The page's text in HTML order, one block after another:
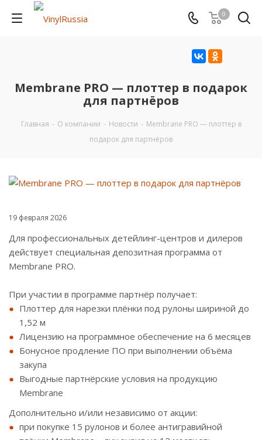
0
Membrane PRO — плоттер в подарок
для партнёров
Главная - О компании - Новости - Membrane PRO — плоттер в
подарок для партнёров
19 февраля 2026
Для профессиональных детейлинг-центров и дилеров
действует специальная депозитная программа от
Membrane PRO.
При участии в программе партнёр получает:
Плоттер для нарезки плёнки под рулоны шириной до
1,52 м
Лицензию на программное обеспечение на 6 месяцев
Бонусное продление ПО при выполнении объёма
закупа
Выгодные партнёрские условия на продукцию
Membrane
Дополнительно и/или независимо от акции:
при покупке 15 рулонов и более антигравийной